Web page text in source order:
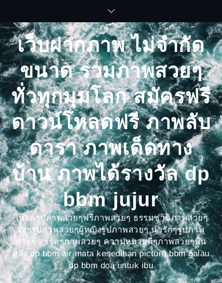
content
เว็บฝากภาพ ไม่จำกัด
ขนาด รวมภาพสวยๆ
ทั่วทุกมุมโลก สมัครฟรี
ดาวน์โหลดฟรี ภาพลับ
ดารา ภาพเด็ดทาง
บ้าน ภาพได้รางวัล dp
bbm jujur
โหลดรูปภาพสวยๆฟรีภาพสวยๆ ธรรมชาติภาพสวยๆ
เท่ๆรูปภาพสวยๆผู้หญิงรูปภาพสวยๆ น่ารักๆรูปภาพ
สวยๆ อาร์ตๆภาพสวยๆ ความหมายดีๆภาพสวยๆพื้น
หลัง dp bbm air mata kesedihan picture bbm galau
dp bbm doa untuk ibu